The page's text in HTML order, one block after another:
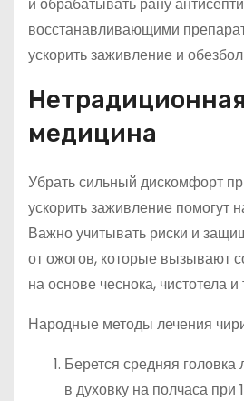
восстанавливающими
ускорить заживление и
Нетрадиционная
медицина
Убрать сильный дискомфорт
ускорить заживление помогут
Важно учитывать риски и
от ожогов, которые вызывают
на основе чеснока, чистотела и
Народные методы лечения
Берется средняя
в духовку на полчаса при